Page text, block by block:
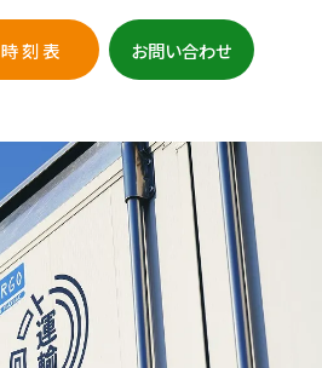
時刻表 お問い合わせ